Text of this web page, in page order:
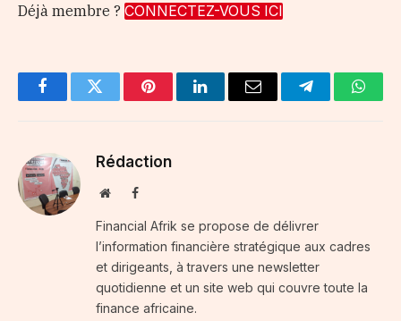
Déjà membre ? CONNECTEZ-VOUS ICI
FacebookTwitter PinterestLinkedInEmail Telegram
Rédaction
WebsiteFacebook
Financial Afrik se propose de délivrer
l’information financière stratégique aux cadres
et dirigeants, à travers une newsletter
quotidienne et un site web qui couvre toute la
finance africaine.